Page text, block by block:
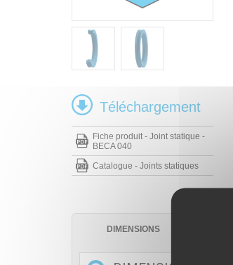
Téléchargement
Fiche produit - Joint statique -
BECA 040
Catalogue - Joints statiques
DIMENSIONS